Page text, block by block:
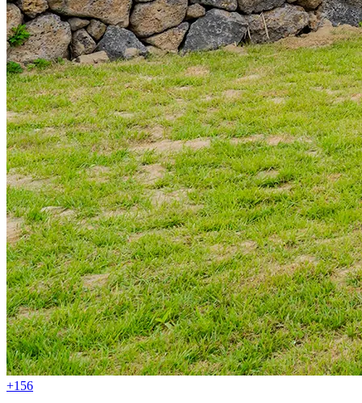
+156